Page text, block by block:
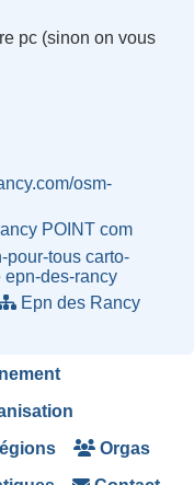
pc (sinon on vous
osm-
POINT com
pour-tous carto-
epn-des-rancy
Epn des Rancy
Orgas